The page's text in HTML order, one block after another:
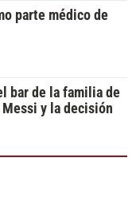
parte médico de
bar de la familia de
y la decisión